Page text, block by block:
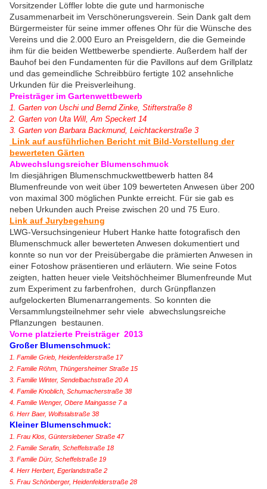
Vorsitzender Löffler lobte die gute und harmonische
Zusammenarbeit im Verschönerungsverein. Sein Dank galt dem
Bürgermeister für seine immer offenes Ohr für die Wünsche des
Vereins und die 2.000 Euro an Preisgeldern, die die Gemeinde
ihm für die beiden Wettbewerbe spendierte. Außerdem half der
Bauhof bei den Fundamenten für die Pavillons auf dem Grillplatz
und das gemeindliche Schreibbüro fertigte 102 ansehnliche
Urkunden für die Preisverleihung.
Preisträger im Gartenwettbewerb
1. Garten von Uschi und Bernd Zinke, Stifterstraße 8
2. Garten von Uta Will, Am Speckert 14
3. Garten von Barbara Backmund, Leichtackerstraße 3
Link auf ausführlichen Bericht mit Bild-Vorstellung der
bewerteten Gärten
Abwechslungsreicher Blumenschmuck
Im diesjährigen Blumenschmuckwettbewerb hatten 84
Blumenfreunde von weit über 109 bewerteten Anwesen über 200
von maximal 300 möglichen Punkte erreicht. Für sie gab es
neben Urkunden auch Preise zwischen 20 und 75 Euro.
Link auf Jurybegehung
LWG-Versuchsingenieur Hubert Hanke hatte fotografisch den
Blumenschmuck aller bewerteten Anwesen dokumentiert und
konnte so nun vor der Preisübergabe die prämierten Anwesen in
einer Fotoshow präsentieren und erläutern. Wie seine Fotos
zeigten, hatten heuer viele Veitshöchheimer Blumenfreunde Mut
zum Experiment zu farbenfrohen, durch Grünpflanzen
aufgelockerten Blumenarrangements. So konnten die
Versammlungsteilnehmer sehr viele abwechslungsreiche
Pflanzungen bestaunen.
Vorne platzierte Preisträger 2013
Großer Blumenschmuck:
1. Familie Grieb, Heidenfelderstraße 17
2. Familie Röhm, Thüngersheimer Straße 15
3. Familie Winter, Sendelbachstraße 20 A
4. Familie Knoblich, Schumacherstraße 38
4. Familie Wenger, Obere Maingasse 7 a
6. Herr Baer, Wolfstalstraße 38
Kleiner Blumenschmuck:
1. Frau Klos, Günterslebener Straße 47
2. Familie Serafin, Scheffelstraße 18
3. Familie Dürr, Scheffelstraße 19
4. Herr Herbert, Egerlandstraße 2
5. Frau Schönberger, Heidenfelderstraße 28